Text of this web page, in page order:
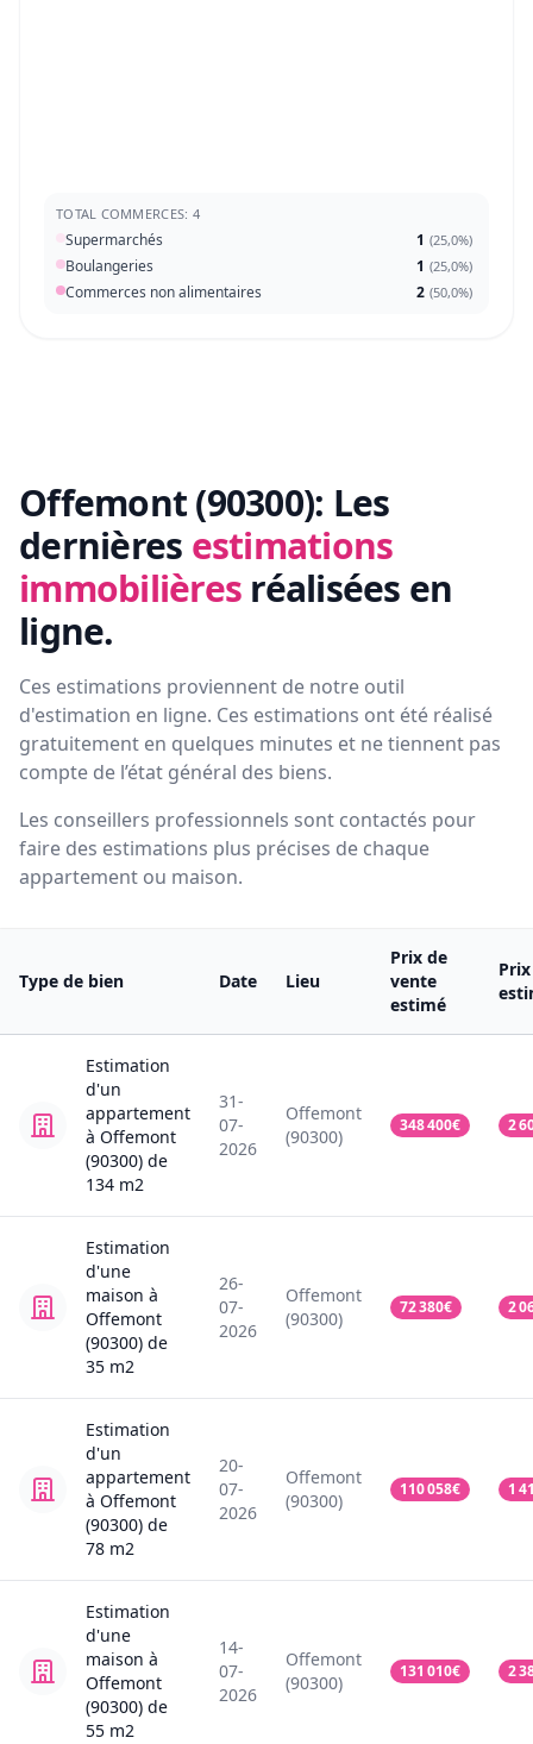
TOTAL COMMERCES: 4
Supermarchés 1 (25,0%)
Boulangeries 1 (25,0%)
Commerces non alimentaires 2 (50,0%)
Offemont (90300): Les
dernières estimations
immobilières réalisées en
ligne.
Ces estimations proviennent de notre outil
d'estimation en ligne. Ces estimations ont été réalisé
gratuitement en quelques minutes et ne tiennent pas
compte de l’état général des biens.
Les conseillers professionnels sont contactés pour
faire des estimations plus précises de chaque
appartement ou maison.
Type de bien Date Lieu
Prix de
vente
estimé
Estimation
d'un
appartement
à Offemont
(90300) de
134 m2
31-
07-
2026
Offemont
(90300)
348 400€ 2
Estimation
d'une
maison à
Offemont
(90300) de
35 m2
26-
07-
2026
Offemont
(90300)
72 380€ 2
Estimation
d'un
appartement
à Offemont
(90300) de
78 m2
20-
07-
2026
Offemont
(90300)
110 058€ 1
Estimation
d'une
maison à
Offemont
(90300) de
55 m2
14-
07-
2026
Offemont
(90300)
131 010€ 2